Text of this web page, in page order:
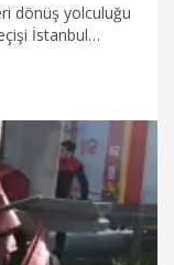
dönüş yolculuğu
İstanbul